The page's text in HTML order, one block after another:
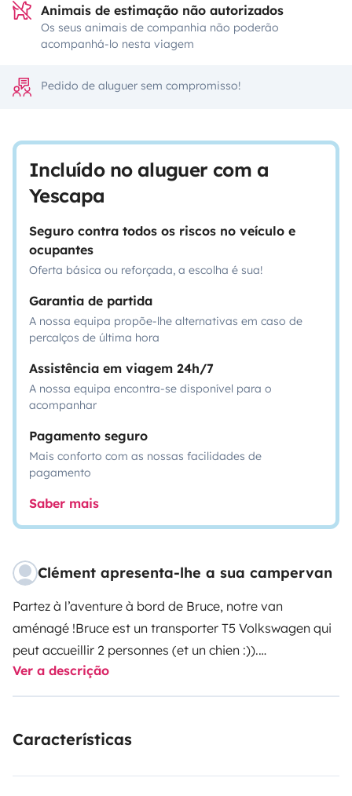
Animais de estimação não autorizados
Os seus animais de companhia não poderão
acompanhá-lo nesta viagem
Pedido de aluguer sem compromisso!
Incluído no aluguer com a
Yescapa
Seguro contra todos os riscos no veículo e
ocupantes
Oferta básica ou reforçada, a escolha é sua!
Garantia de partida
A nossa equipa propõe-lhe alternativas em caso de
percalços de última hora
Assistência em viagem 24h/7
A nossa equipa encontra-se disponível para o
acompanhar
Pagamento seguro
Mais conforto com as nossas facilidades de
pagamento
Saber mais
Clément apresenta-lhe a sua campervan
Partez à l’aventure à bord de Bruce, notre van
aménagé !Bruce est un transporter T5 Volkswagen qui
peut accueillir 2 personnes (et un chien :)).
L’aménagement a été pensé, conçu et réalisé par nous
et l’atelier « Les Conceptions du Dahut » au printemps
l’adresse suivante :
Ver a descrição
Características